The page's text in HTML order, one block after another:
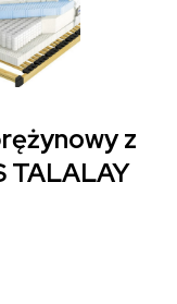
z
TALALAY